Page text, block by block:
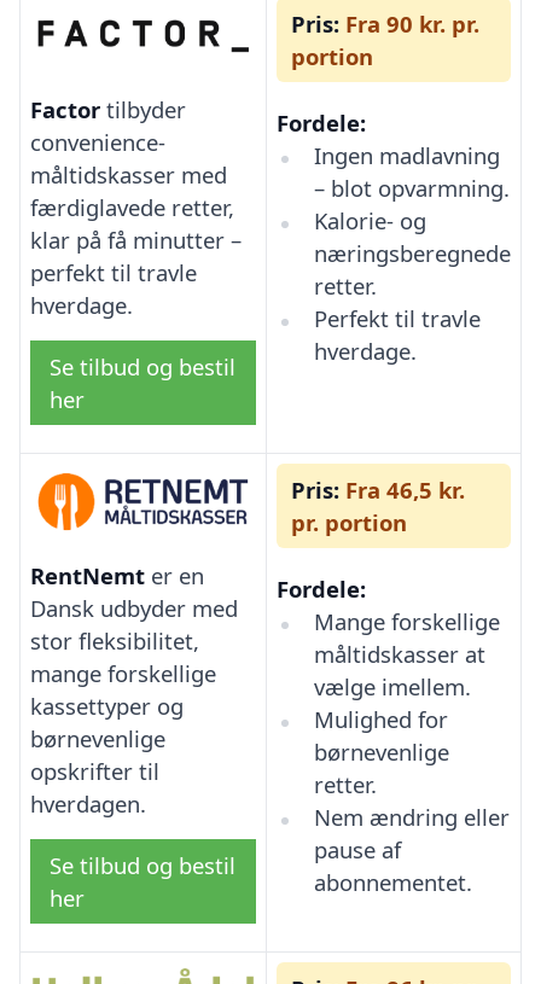
Factor tilbyder
convenience-
måltidskasser med
færdiglavede retter,
klar på få minutter –
perfekt til travle
hverdage.
Se tilbud og bestil
her
Pris: Fra 90 kr. pr.
portion
Fordele:
Ingen madlavning
– blot opvarmning.
Kalorie- og
næringsberegnede
retter.
Perfekt til travle
hverdage.
RentNemt er en
Dansk udbyder med
stor fleksibilitet,
mange forskellige
kassettyper og
børnevenlige
opskrifter til
hverdagen.
Se tilbud og bestil
her
Pris: Fra 46,5 kr.
pr. portion
Fordele:
Mange forskellige
måltidskasser at
vælge imellem.
Mulighed for
børnevenlige
retter.
Nem ændring eller
pause af
abonnementet.